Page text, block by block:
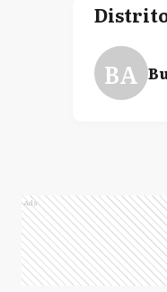
BA
Ads